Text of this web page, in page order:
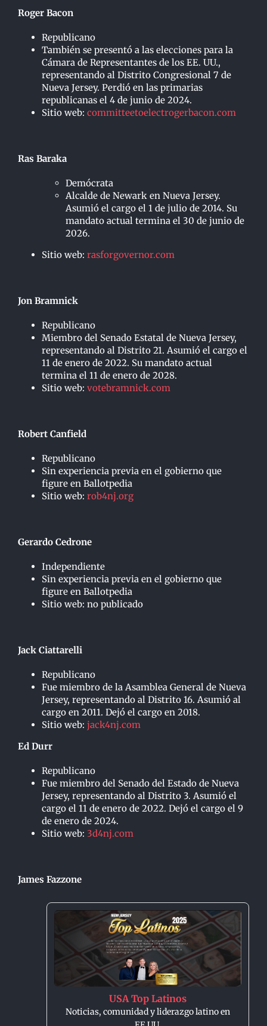
Roger Bacon
Republicano
También se presentó a las elecciones para la
Cámara de Representantes de los EE. UU.,
representando al Distrito Congresional 7 de
Nueva Jersey. Perdió en las primarias
republicanas el 4 de junio de 2024.
Sitio web: committeetoelectrogerbacon.com
Ras Baraka
Demócrata
Alcalde de Newark en Nueva Jersey.
Asumió el cargo el 1 de julio de 2014. Su
mandato actual termina el 30 de junio de
2026.
Sitio web: rasforgovernor.com
Jon Bramnick
Republicano
Miembro del Senado Estatal de Nueva Jersey,
representando al Distrito 21. Asumió el cargo el
11 de enero de 2022. Su mandato actual
termina el 11 de enero de 2028.
Sitio web: votebramnick.com
Robert Canfield
Republicano
Sin experiencia previa en el gobierno que
figure en Ballotpedia
Sitio web: rob4nj.org
Gerardo Cedrone
Independiente
Sin experiencia previa en el gobierno que
figure en Ballotpedia
Sitio web: no publicado
Jack Ciattarelli
Republicano
Fue miembro de la Asamblea General de Nueva
Jersey, representando al Distrito 16. Asumió al
cargo en 2011. Dejó el cargo en 2018.
Sitio web: jack4nj.com
Ed Durr
Republicano
Fue miembro del Senado del Estado de Nueva
Jersey, representando al Distrito 3. Asumió el
cargo el 11 de enero de 2022. Dejó el cargo el 9
de enero de 2024.
Sitio web: 3d4nj.com
James Fazzone
USA Top Latinos
Noticias, comunidad y liderazgo latino en